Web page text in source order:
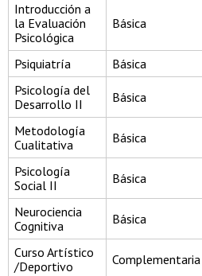
Introducción a
la Evaluación
Psicológica
Básica
Psiquiatría Básica
Psicología del
Desarrollo II
Básica
Metodología
Cualitativa
Básica
Psicología
Social II
Básica
Neurociencia
Cognitiva
Básica
Curso Artístico
/Deportivo
Complementaria